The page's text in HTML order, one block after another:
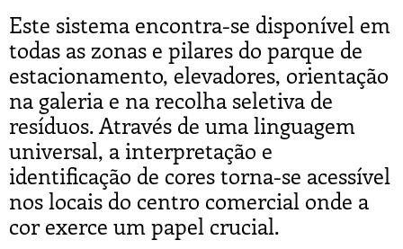
Este sistema encontra-se disponível em
todas as zonas e pilares do parque de
estacionamento, elevadores, orientação
na galeria e na recolha seletiva de
resíduos. Através de uma linguagem
universal, a interpretação e
identificação de cores torna-se acessível
nos locais do centro comercial onde a
cor exerce um papel crucial.